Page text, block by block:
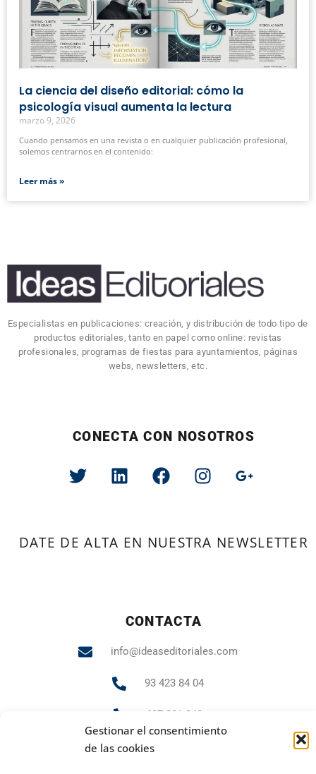
Gestionar el consentimiento
de las cookies
La ciencia del diseño editorial: cómo la
psicología visual aumenta la lectura
marzo 9, 2026
Cuando pensamos en una revista o en cualquier publicación profesional,
solemos centrarnos en el contenido:
Leer más »
Especialistas en publicaciones: creación, y distribución de todo tipo de
productos editoriales, tanto en papel como online: revistas
profesionales, programas de fiestas para ayuntamientos, páginas
webs, newsletters, etc.
CONECTA CON NOSOTROS
DATE DE ALTA EN NUESTRA NEWSLETTER
CONTACTA
info@ideaseditoriales.com
93 423 84 04
607 231 848